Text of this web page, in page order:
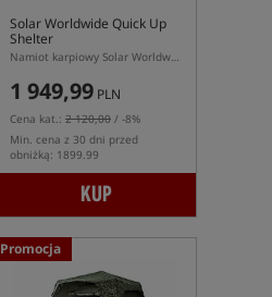
Solar Worldwide Quick Up
Shelter
Namiot karpiowy Solar Worldwide Quick Up Shelter Standard
1 949,99 PLN
Cena kat.: 2 120,00 / -8%
Min. cena z 30 dni przed
obniżką: 1899.99
KUP
Promocja